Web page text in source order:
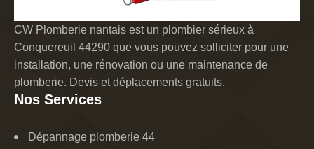
CW Plomberie nantais est un plombier sérieux à
Conquereuil 44290 que vous pouvez solliciter pour une
installation, une rénovation ou une maintenance de
plomberie. Devis et déplacements gratuits.
Nos Services
Dépannage plomberie 44